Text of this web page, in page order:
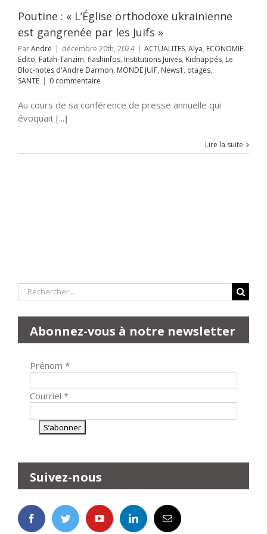
Le Bloc-notes
MONDE
otages SANTE
Poutine : « L’Église orthodoxe ukrainienne
est gangrenée par les Juifs »
ParAndre | décembre 20th, 2024 | ACTUALITES, Alya, ECONOMIE,
Edito, Fatah-Tanzim, flashinfos, Institutions Juives, Kidnappés, Le
Bloc-notes d'Andre Darmon, MONDE JUIF, News1 , otages,
SANTE | 0 commentaire
Au cours de sa conférence de presse annuelle qui
évoquait [...]
Lire la suite
Rechercher:
Abonnez-vous à notre newsletter
Prénom *
Courriel *
Suivez-nous